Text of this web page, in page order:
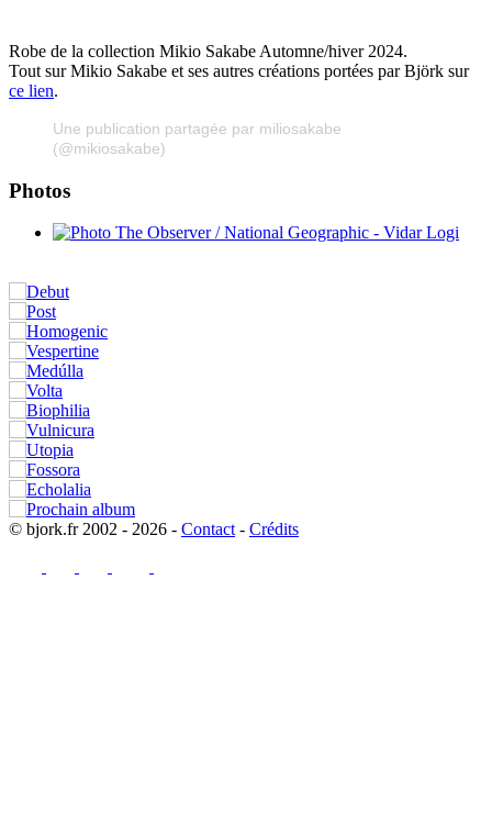
Robe de la collection Mikio Sakabe Automne/hiver 2024.
Tout sur Mikio Sakabe et ses autres créations portées par Björk sur
ce lien.
Une publication partagée par miliosakabe
(@mikiosakabe)
Photos
© bjork.fr 2002 - 2026 - Contact - Crédits